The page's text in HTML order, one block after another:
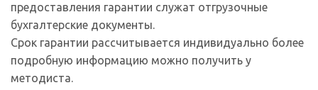
предоставления гарантии служат отгрузочные
бухгалтерские документы.
Срок гарантии рассчитывается индивидуально более
подробную информацию можно получить у
методиста.